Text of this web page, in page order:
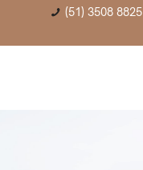
(51) 3508 8825